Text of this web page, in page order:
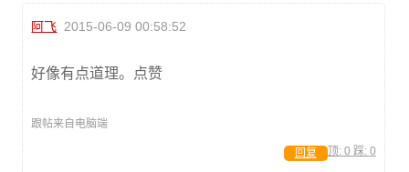
阿飞 2015-06-09 00:58:52
好像有点道理。点赞
跟帖来自电脑端
顶: 0 踩: 0
回复